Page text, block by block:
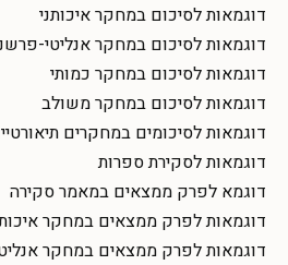
דוגמאות לסיכום במחקר איכותני
דוגמאות לסיכום במחקר אנליטי-
דוגמאות לסיכום במחקר כמותי
דוגמאות לסיכום במחקר משולב
דוגמאות לסיכומים במחקרים
דוגמאות לסקירת ספרות
דוגמא לפרק ממצאים במאמר סקירה
דוגמאות לפרק ממצאים במחקר
דוגמאות לפרק ממצאים במחקר